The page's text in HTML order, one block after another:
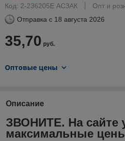
Код: 2-236205Е АСЗАК
Опт и
Отправка с 18 августа 2026
35,70 руб.
Оптовые цены
Описание
ЗВОНИТЕ. На сайте
максимальные